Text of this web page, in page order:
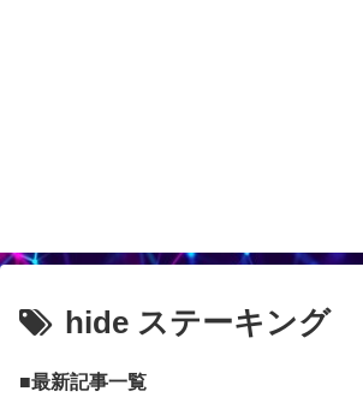
hide ステーキング
■最新記事一覧